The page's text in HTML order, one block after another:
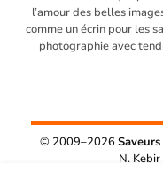
l’amour des belles
comme un écrin pour les
photographie avec
© 2009–2026
N.